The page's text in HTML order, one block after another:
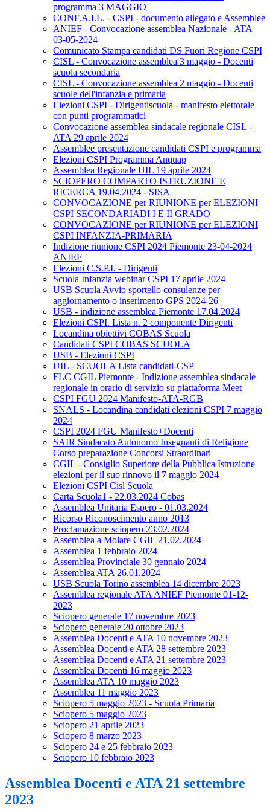
programma 3 MAGGIO
CONF.A.I.L. - CSPI - documento allegato e Assemblee
ANIEF - Convocazione assemblea Nazionale - ATA
03-05-2024
Comunicato Stampa candidati DS Fuori Regione CSPI
CISL - Convocazione assemblea 3 maggio - Docenti
scuola secondaria
CISL - Convocazione assemblea 2 maggio - Docenti
scuole dell'infanzia e primaria
Elezioni CSPI - Dirigentiscuola - manifesto elettorale
con punti programmatici
Convocazione assemblea sindacale regionale CISL -
ATA 29 aprile 2024
Assemblee presentazione candidati CSPI e programma
Elezioni CSPI Programma Anquap
Assemblea Regionale UIL 19 aprile 2024
SCIOPERO COMPARTO ISTRUZIONE E
RICERCA 19.04.2024 - SISA
CONVOCAZIONE per RIUNIONE per ELEZIONI
CSPI SECONDARIADI I E II GRADO
CONVOCAZIONE per RIUNIONE per ELEZIONI
CSPI INFANZIA-PRIMARIA
Indizione riunione CSPI 2024 Piemonte 23-04-2024
ANIEF
Elezioni C.S.P.I. - Dirigenti
Scuola Infanzia webinar CSPI 17 aprile 2024
USB Scuola Avvio sportello consulenze per
aggiornamento o inserimento GPS 2024-26
USB - indizione assemblea Piemonte 17.04.2024
Elezioni CSPI. Lista n. 2 componente Dirigenti
Locandina obiettivi COBAS Scuola
Candidati CSPI COBAS SCUOLA
USB - Elezioni CSPI
UIL - SCUOLA Lista candidati-CSP
FLC CGIL Piemonte - Indizione assemblea sindacale
regionale in orario di servizio su piattaforma Meet
CSPI FGU 2024 Manifesto-ATA-RGB
SNALS - Locandina candidati elezioni CSPI 7 maggio
2024
CSPI 2024 FGU Manifesto+Docenti
SAIR Sindacato Autonomo Insegnanti di Religione
Corso preparazione Concorsi Straordinari
CGIL - Consiglio Superiore della Pubblica Istruzione
elezioni per il suo rinnovo il 7 maggio 2024
Elezioni CSPI Cisl Scuola
Carta Scuola1 - 22.03.2024 Cobas
Assemblea Unitaria Espero - 01.03.2024
Ricorso Riconoscimento anno 2013
Proclamazione sciopero 23.02.2024
Assemblea a Molare CGIL 21.02.2024
Assemblea 1 febbraio 2024
Assemblea Provinciale 30 gennaio 2024
Assemblea ATA 26.01.2024
USB Scuola Torino assemblea 14 dicembre 2023
Assemblea regionale ATA ANIEF Piemonte 01-12-
2023
Sciopero generale 17 novembre 2023
Sciopero generale 20 ottobre 2023
Assemblea Docenti e ATA 10 novembre 2023
Assemblea Docenti e ATA 28 settembre 2023
Assemblea Docenti e ATA 21 settembre 2023
Assemblea Docenti 16 maggio 2023
Assemblea ATA 10 maggio 2023
Assemblea 11 maggio 2023
Sciopero 5 maggio 2023 - Scuola Primaria
Sciopero 5 maggio 2023
Sciopero 21 aprile 2023
Sciopero 8 marzo 2023
Sciopero 24 e 25 febbraio 2023
Sciopero 10 febbraio 2023
Assemblea Docenti e ATA 21 settembre
2023